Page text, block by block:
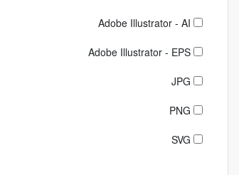
Adobe Illustrator - AI
Adobe Illustrator - EPS
JPG
PNG
SVG